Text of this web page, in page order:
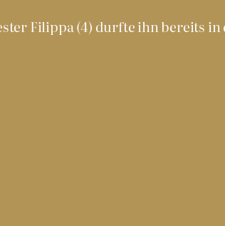
Filippa (4) durfte ihn bereits